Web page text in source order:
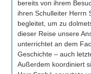
bereits von ihrem
ihren Schulleiter Herrn
begleitet, um zu
dieser Reise unsere
unterrichtet an dem
Geschichte – auch
Außerdem koordiniert